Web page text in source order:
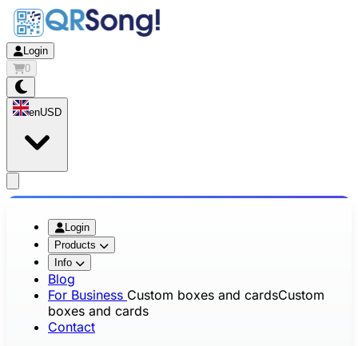
Login
0
enUSD
Login
Products
Info
Blog
For Business Custom boxes and cardsCustom
boxes and cards
Contact